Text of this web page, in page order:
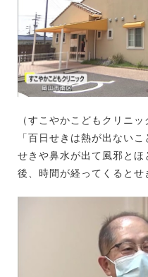
（すこやかこどもクリニ
「百日せきは熱が出ない
せきや鼻水が出て風邪と
後、時間が経ってくるとせ